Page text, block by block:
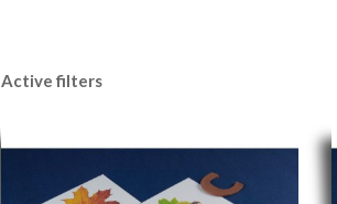
Active filters